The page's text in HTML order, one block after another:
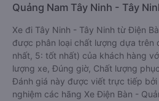
Quảng Nam Tây Ninh - Tây
Xe đi Tây Ninh - Tây Ninh từ Điện
được phân loại chất lượng dựa trên
nhất, 5: tốt nhất) của khách hàng
lượng xe, Đúng giờ, Chất lượng
Đánh giá này được viết trực tiếp
nghiệm các hãng Xe Điện Bàn -